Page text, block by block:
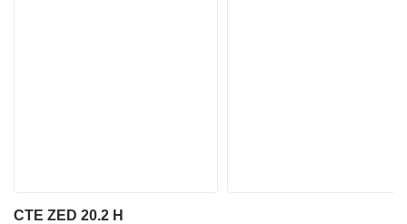
CTE ZED 20.2 H